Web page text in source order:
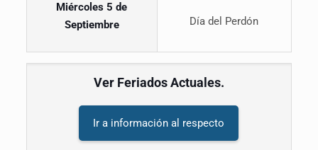
Miércoles 5 de
Septiembre
Día del Perdón
Ver Feriados Actuales.
Ir a información al respecto